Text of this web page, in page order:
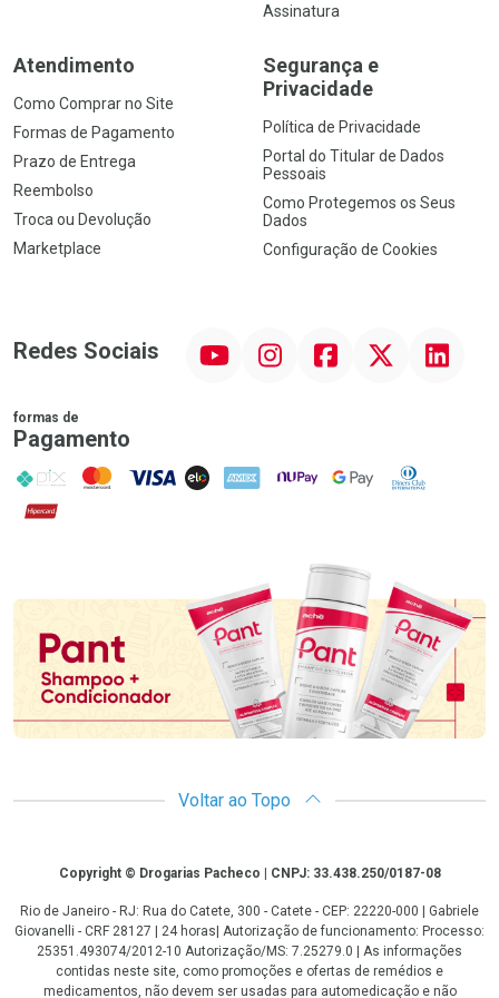
Assinatura
Atendimento
Como Comprar no Site
Formas de Pagamento
Prazo de Entrega
Reembolso
Troca ou Devolução
Marketplace
Segurança e
Privacidade
Política de Privacidade
Portal do Titular de Dados
Pessoais
Como Protegemos os Seus
Dados
Configuração de Cookies
Redes Sociais InstagramFacebookTwitter Linkedin
formas de
Pagamento
PIX MasterCard
VISA ELO AMEX NuPay Google PayDiners Club
Hipercard
Promoção em Destaque
Voltar ao Topo
CopyrightCopyright © Drogarias Pacheco | CNPJ: 33.438.250/0187-08
Rio de Janeiro - RJ: Rua do Catete, 300 - Catete - CEP: 22220-000 | Gabriele
Giovanelli - CRF 28127 | 24 horas| Autorização de funcionamento: Processo:
25351.493074/2012-10 Autorização/MS: 7.25279.0 | As informações
contidas neste site, como promoções e ofertas de remédios e
medicamentos, não devem ser usadas para automedicação e não